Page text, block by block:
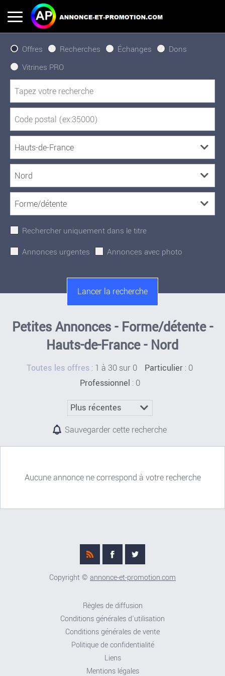
Offres Recherches Échanges
Dons
Vitrines PRO
Rechercher uniquement dans le titre
Annonces urgentes
Annonces avec photo
Petites Annonces - Forme/détente -
Hauts-de-France - Nord
Toutes les offres : 1 à 30 sur 0 Particulier : 0
Professionnel : 0
Sauvegarder cette recherche
Aucune annonce ne correspond à votre recherche
Copyright © annonce-et-promotion.com
Règles de diffusion
Conditions générales d'utilisation
Conditions générales de vente
Politique de confidentialité
Liens
Mentions légales